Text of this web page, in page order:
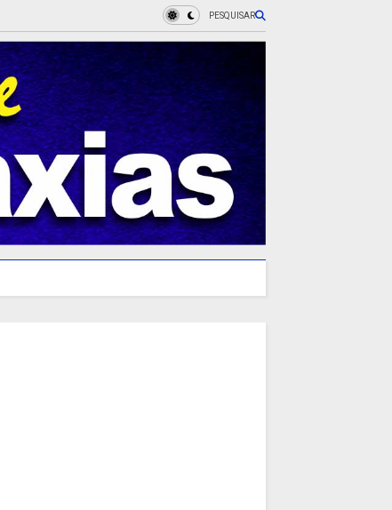
PESQUISAR